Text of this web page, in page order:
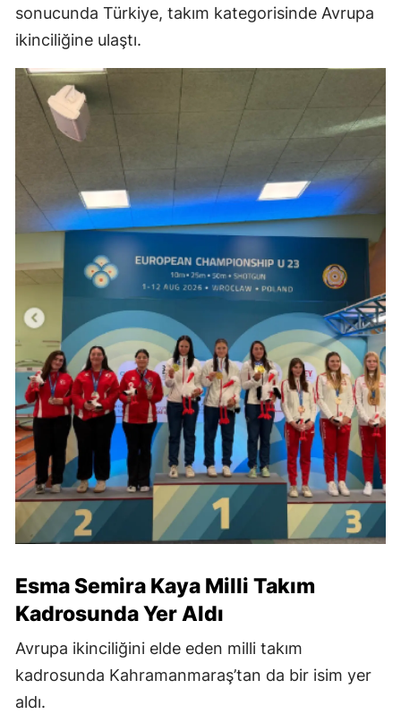
sonucunda Türkiye, takım kategorisinde Avrupa
ikinciliğine ulaştı.
Esma Semira Kaya Milli Takım
Kadrosunda Yer Aldı
Avrupa ikinciliğini elde eden milli takım
kadrosunda Kahramanmaraş’tan da bir isim yer
aldı.